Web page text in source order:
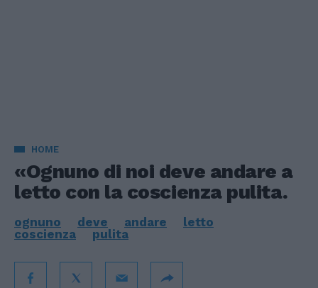
HOME
«Ognuno di noi deve andare a
letto con la coscienza pulita.
ognuno deve andare
letto
coscienza
pulita